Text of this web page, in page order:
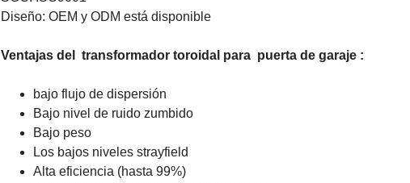
Diseño: OEM y ODM está disponible
Ventajas del transformador toroidal para puerta de garaje:
bajo flujo de dispersión
Bajo nivel de ruido zumbido
Bajo peso
Los bajos niveles strayfield
Alta eficiencia (hasta 99%)